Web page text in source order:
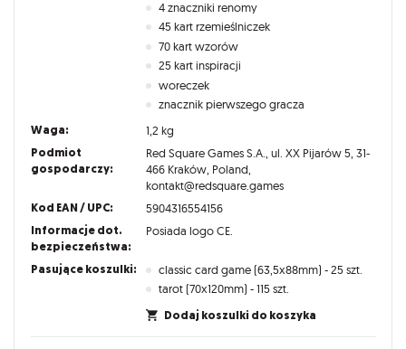
4 znaczniki renomy
45 kart rzemieślniczek
70 kart wzorów
25 kart inspiracji
woreczek
znacznik pierwszego gracza
Waga: 1,2 kg
Podmiot
gospodarczy:
Red Square Games S.A., ul. XX Pijarów 5, 31-
466 Kraków, Poland,
kontakt@redsquare.games
Kod EAN / UPC: 5904316554156
Informacje dot.
bezpieczeństwa:
Posiada logo CE.
Pasujące koszulki:
classic card game (63,5x88mm) - 25 szt.
tarot (70x120mm) - 115 szt.
Dodaj koszulki do koszyka